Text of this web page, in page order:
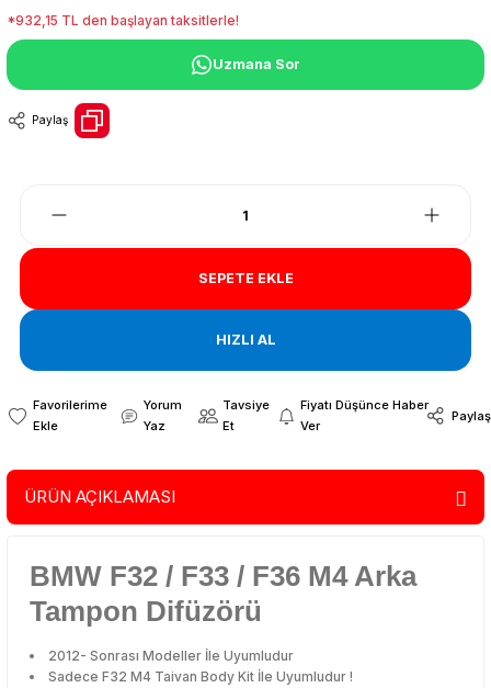
*932,15 TL den başlayan taksitlerle!
Uzmana Sor
Paylaş
SEPETE EKLE
HIZLI AL
Yorum
Yaz
Tavsiye
Et
Fiyatı Düşünce Haber
Ver
Paylaş
ÜRÜN AÇIKLAMASI
BMW F32 / F33 / F36 M4 Arka
Tampon Difüzörü
2012- Sonrası Modeller İle Uyumludur
Sadece F32 M4 Taivan Body Kit İle Uyumludur !